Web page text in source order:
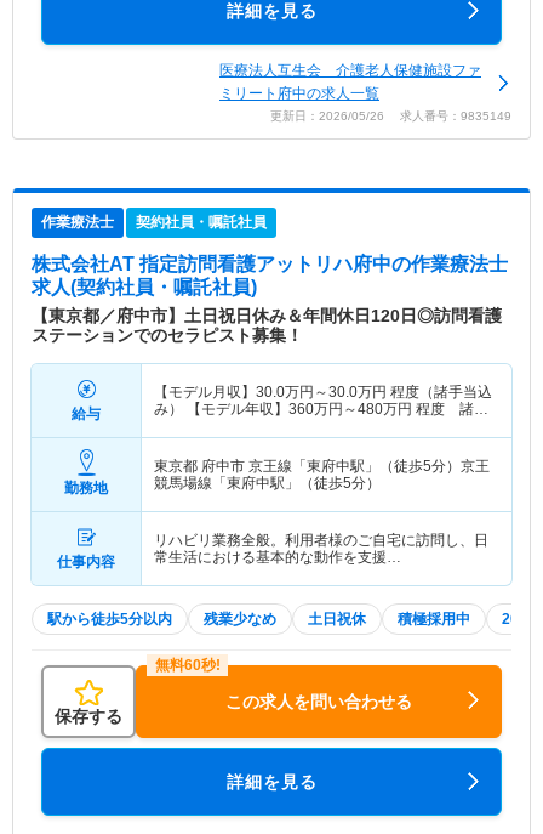
詳細を見る
医療法人互生会 介護老人保健施設ファ
ミリート府中の求人一覧
更新日：2026/05/26 求人番号：9835149
作業療法士 契約社員・嘱託社員
株式会社AT 指定訪問看護アットリハ府中の作業療法士
求人(契約社員・嘱託社員)
【東京都／府中市】土日祝日休み＆年間休日120日◎訪問看護
ステーションでのセラピスト募集！
給与
【モデル月収】 30.0万円～30.0万円 程度（諸手当込
み） 【モデル年収】 360万円～480万円 程度 諸手
勤務地
東京都 府中市 京王線「東府中駅」（徒歩5分）京王
競馬場線「東府中駅」（徒歩5分）
仕事内容
リハビリ業務全般。利用者様のご自宅に訪問し、日
常生活における基本的な動作を支援…
駅から徒歩5分以内 残業少なめ 土日祝休 積極採用中 2027
保存する
この求人を問い合わせる
詳細を見る